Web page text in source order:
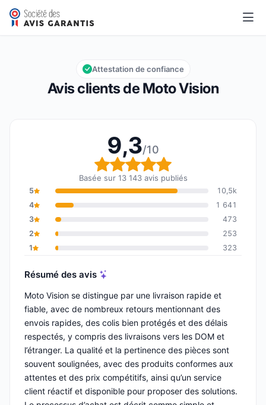
Moto Vision
Note globale : 9,3 sur 10
9,3/10
Avis clients de Moto Vision
Attestation de confiance
9,3/10
Note globale : 9,3 sur
Basée sur 13 143 avis publiés
5
10,5k
4
1 641
3
473
2
253
1
323
Résumé des avis
Moto Vision se distingue par une livraison rapide et
fiable, avec de nombreux retours mentionnant des
envois rapides, des colis bien protégés et des délais
respectés, y compris des livraisons vers les DOM et
l’étranger. La qualité et la pertinence des pièces sont
souvent soulignées, avec des produits conformes aux
attentes et des prix compétitifs, ainsi qu’un service
client réactif et disponible pour proposer des solutions.